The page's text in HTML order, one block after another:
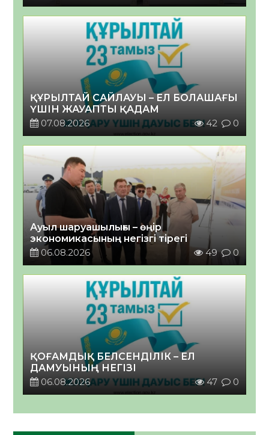
ҚҰРЫЛТАЙ САЙЛАУЫ – ЕЛ БОЛАШАҒЫ
ҮШІН ЖАУАПТЫ ҚАДАМ
07.08.2026
42 0
Ауыл шаруашылығы – өңір
экономикасының негізгі тірегі
06.08.2026
49 0
ҚОҒАМДЫҚ БЕЛСЕНДІЛІК – ЕЛ
ДАМУЫНЫҢ НЕГІЗІ
06.08.2026
47 0